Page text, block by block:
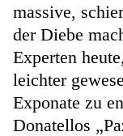
massive,
der Diebe
Experten
leichter
Exponate zu
Donatellos